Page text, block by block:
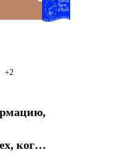
кого я
+2